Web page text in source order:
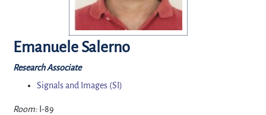
Emanuele Salerno
Research Associate
Signals and Images (SI)
Room: I-89